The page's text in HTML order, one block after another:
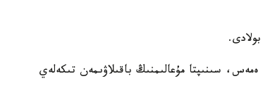
سىنىپتا مۇعالىمنىڭ باقىلاۋىمەن تىكەلەي